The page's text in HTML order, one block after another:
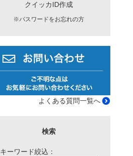
クイッカID作成
※パスワードをお忘れの方
よくある質問一覧へ
検索
キーワード絞込：